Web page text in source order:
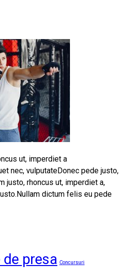
ut, imperdiet a
nec, vulputateDonec pede justo,
justo, rhoncus ut, imperdiet a,
dictum felis eu pede
presa Concursuri